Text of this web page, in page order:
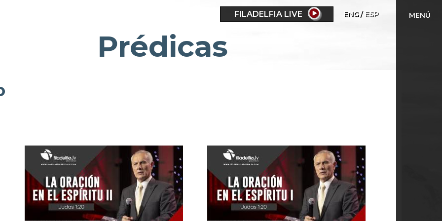
FILADELFIA LIVE ENG ESP MENÚ
Prédicas